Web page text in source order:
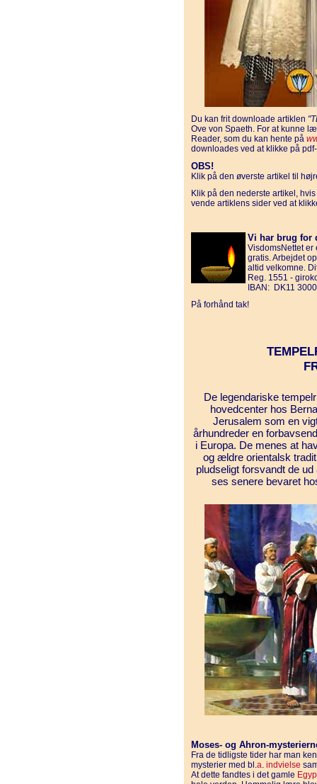
Du kan frit downloade artiklen
Ove von Spaeth. For at kunne
Reader, som du kan hente på
downloades ved at klikke på
OBS!
Klik på den øverste artikel til
Klik på den nederste artikel,
vende artiklens sider ved at
Vi har brug for
VisdomsNettet er
gratis. Arbejdet
altid velkomne.
Reg. 1551 -
IBAN: DK11
På forhånd tak!
De legendariske
hovedcenter hos
Jerusalem som en
århundreder en
i Europa. De menes at
og ældre orientalsk
pludseligt forsvandt de
ses senere bevaret
Moses- og Ahron-
Fra de tidligste tider har man
mysterier med bl.a. indvielse
At dette fandtes i det gamle